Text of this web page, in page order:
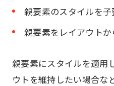
親要素のスタイルを
親要素をレイアウト
親要素にスタイルを適用
ウトを維持したい場合な